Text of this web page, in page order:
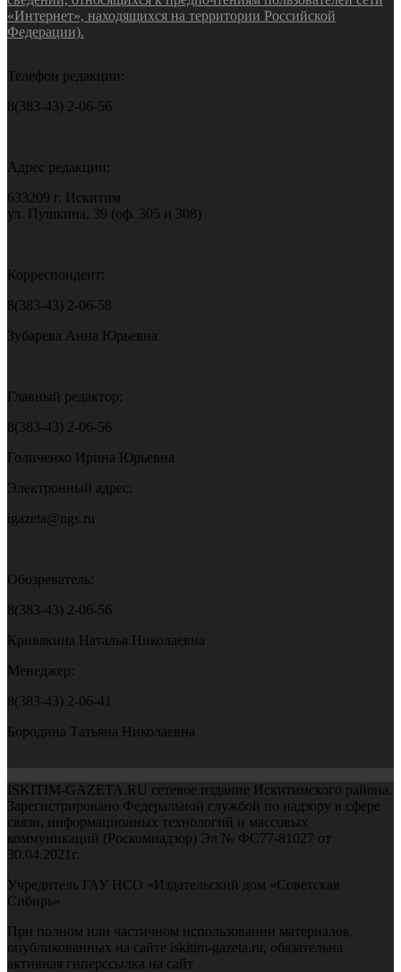
«Интернет», находящихся на территории Российской
Федерации).
Телефон редакции:
8(383-43) 2-06-56
Адрес редакции:
633209 г. Искитим
ул. Пушкина, 39 (оф. 305 и 308)
Корреспондент:
8(383-43) 2-06-58
Зубарева Анна Юрьевна
Главный редактор:
8(383-43) 2-06-56
Голиченко Ирина Юрьевна
Электронный адрес:
igazeta@ngs.ru
Обозреватель:
8(383-43) 2-06-56
Кривякина Наталья Николаевна
Менеджер:
8(383-43) 2-06-41
Бородина Татьяна Николаевна
ISKITIM-GAZETA.RU сетевое издание Искитимского района.
Зарегистрировано Федеральной службой по надзору в сфере
связи, информационных технологий и массовых
коммуникаций (Роскомнадзор) Эл № ФС77-81027 от
30.04.2021г.
Учредитель ГАУ НСО «Издательский дом «Советская
Сибирь»
При полном или частичном использовании материалов,
опубликованных на сайте iskitim-gazeta.ru, обязательна
активная гиперссылка на сайт